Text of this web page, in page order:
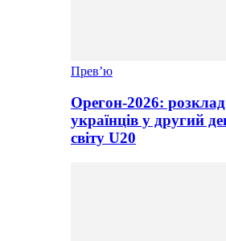
Прев’ю
Орегон-2026:
українців у другий
світу U20